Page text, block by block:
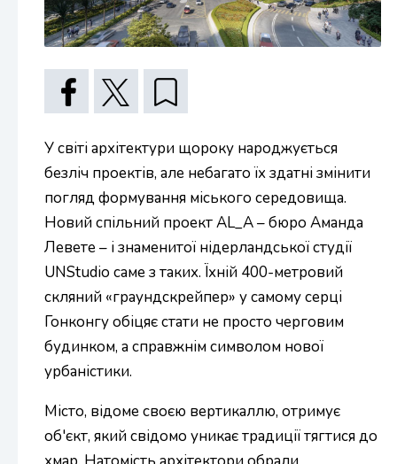
У світі архітектури щороку народжується
безліч проектів, але небагато їх здатні змінити
погляд формування міського середовища.
Новий спільний проект AL_A – бюро Аманда
Левете – і знаменитої нідерландської студії
UNStudio саме з таких. Їхній 400-метровий
скляний «граундскрейпер» у самому серці
Гонконгу обіцяє стати не просто черговим
будинком, а справжнім символом нової
урбаністики.
Місто, відоме своєю вертикаллю, отримує
об'єкт, який свідомо уникає традиції тягтися до